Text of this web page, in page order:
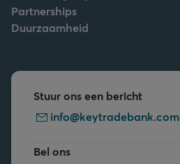
Partnerships
Duurzaamheid
Stuur ons een bericht
info@keytradebank.com
Bel ons